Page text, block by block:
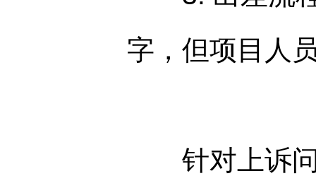
字，但项目人
针对上诉问